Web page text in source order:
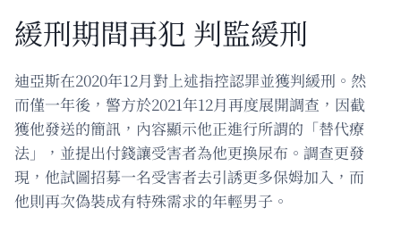
緩刑期間再犯 判監緩刑
迪亞斯在2020年12月對上述指控認罪並獲判緩刑。然
而僅一年後，警方於2021年12月再度展開調查，因截
獲他發送的簡訊，內容顯示他正進行所謂的「替代療
法」，並提出付錢讓受害者為他更換尿布。調查更發
現，他試圖招募一名受害者去引誘更多保姆加入，而
他則再次偽裝成有特殊需求的年輕男子。